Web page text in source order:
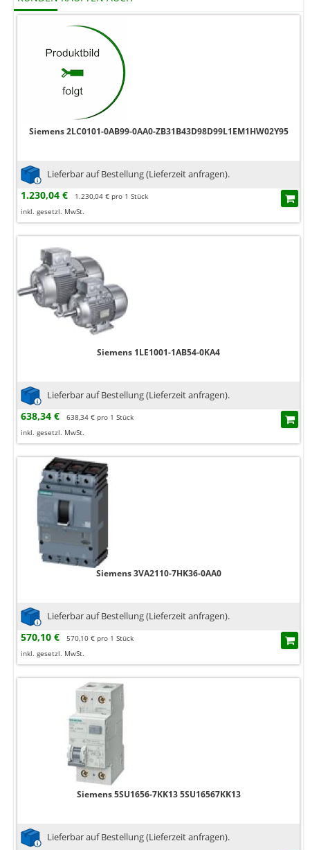
Siemens 2LC0101-0AB99-0AA0-ZB31B43D98D99L1EM1HW02Y95
Lieferbar auf Bestellung (Lieferzeit anfragen).
1.230,04 €
1.230,04 € pro 1 Stück
inkl. gesetzl. MwSt.
Siemens 1LE1001-1AB54-0KA4
Lieferbar auf Bestellung (Lieferzeit anfragen).
638,34 €
638,34 € pro 1 Stück
inkl. gesetzl. MwSt.
Siemens 3VA2110-7HK36-0AA0
Lieferbar auf Bestellung (Lieferzeit anfragen).
570,10 €
570,10 € pro 1 Stück
inkl. gesetzl. MwSt.
Siemens 5SU1656-7KK13 5SU16567KK13
Lieferbar auf Bestellung (Lieferzeit anfragen).